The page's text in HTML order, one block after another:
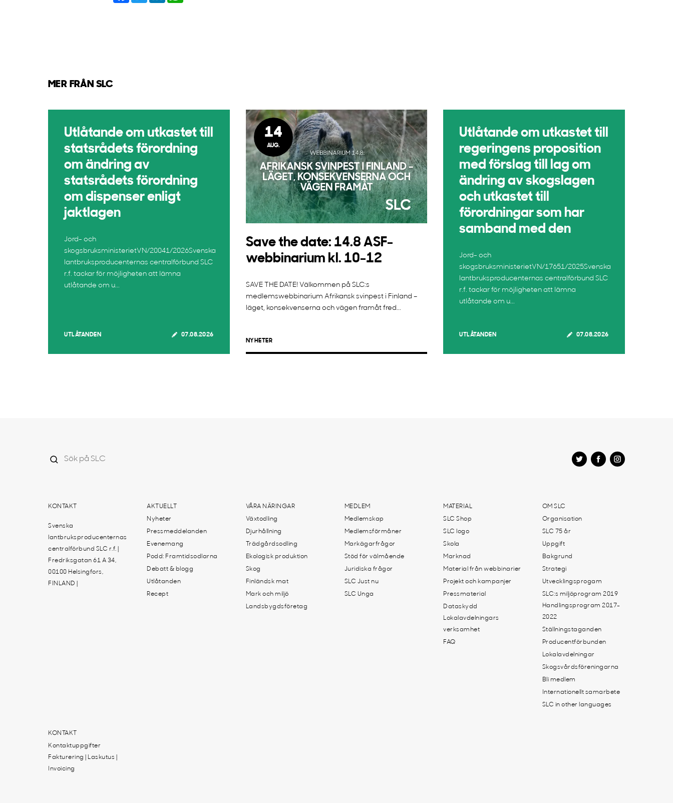
MER FRÅN SLC
Utlåtande om utkastet till
statsrådets förordning
om ändring av
statsrådets förordning
om dispenser enligt
jaktlagen
Jord- och
skogsbruksministerietVN/20041/2026Svenska
lantbruksproducenternas centralförbund SLC
r.f. tackar för möjligheten att lämna
utlåtande om u...
UTLÅTANDEN 07.08.2026
14
AUG.
Save the date: 14.8 ASF-
webbinarium kl. 10-12
SAVE THE DATE! Välkommen på SLC:s
medlemswebbinarium Afrikansk svinpest i Finland –
läget, konsekvenserna och vägen framåt fred...
NYHETER
Utlåtande om utkastet till
regeringens proposition
med förslag till lag om
ändring av skogslagen
och utkastet till
förordningar som har
samband med den
Jord- och
skogsbruksministerietVN/17651/2025Svenska
lantbruksproducenternas centralförbund SLC
r.f. tackar för möjligheten att lämna
utlåtande om u...
UTLÅTANDEN 07.08.2026
KONTAKT
Svenska
lantbruksproducenternas
centralförbund SLC r.f. |
Fredriksgatan 61 A 34,
00100 Helsingfors,
FINLAND |
AKTUELLT
Nyheter
Pressmeddelanden
Evenemang
Podd: Framtidsodlarna
Debatt & blogg
Utlåtanden
Recept
VÅRA NÄRINGAR
Växtodling
Djurhållning
Trädgårdsodling
Ekologisk produktion
Skog
Finländsk mat
Mark och miljö
Landsbygdsföretag
MEDLEM
Medlemskap
Medlemsförmåner
Markägarfrågor
Stöd för välmående
Juridiska frågor
SLC Just nu
SLC Unga
MATERIAL
SLC Shop
SLC logo
Skola
Marknad
Material från webbinarier
Projekt och kampanjer
Pressmaterial
Dataskydd
Lokalavdelningars
verksamhet
FAQ
OM SLC
Organisation
SLC 75 år
Uppgift
Bakgrund
Strategi
Utvecklingsprogam
SLC:s miljöprogram 2019
Handlingsprogram 2017-
2022
Ställningstaganden
Producentförbunden
Lokalavdelningar
Skogsvårdsföreningarna
Bli medlem
Internationellt samarbete
SLC in other languages
KONTAKT
Kontaktuppgifter
Fakturering | Laskutus |
Invoicing